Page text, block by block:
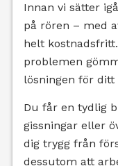
Innan vi sätter
på rören – med
helt
problemen
lösningen för ditt
Du får en tydlig
gissningar eller
dig trygg från
dessutom att